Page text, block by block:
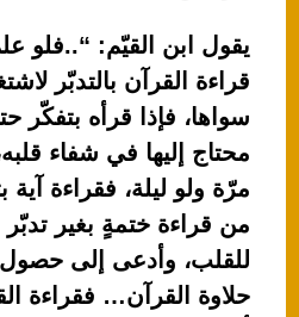
يقول ابن القيّم: “..فلو
قراءة القرآن بالتدبّر
سواها، فإذا قرأه بتفكّر
محتاج إليها في شفاء
مرّة ولو ليلة، فقراءة آية
من قراءة ختمةٍ بغير تدبّر
للقلب، وأدعى إلى حصول
حلاوة القرآن… فقراءة